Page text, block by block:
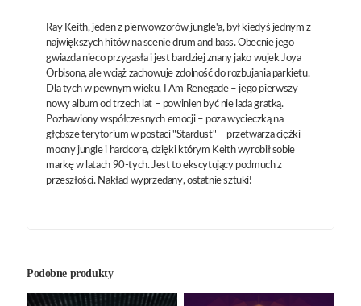
Ray Keith, jeden z pierwowzorów jungle'a, był kiedyś jednym z
największych hitów na scenie drum and bass. Obecnie jego
gwiazda nieco przygasła i jest bardziej znany jako wujek Joya
Orbisona, ale wciąż zachowuje zdolność do rozbujania parkietu.
Dla tych w pewnym wieku, I Am Renegade – jego pierwszy
nowy album od trzech lat – powinien być nie lada gratką.
Pozbawiony współczesnych emocji – poza wycieczką na
głębsze terytorium w postaci "Stardust" – przetwarza ciężki
mocny jungle i hardcore, dzięki którym Keith wyrobił sobie
markę w latach 90-tych. Jest to ekscytujący podmuch z
przeszłości. Nakład wyprzedany, ostatnie sztuki!
Podobne produkty